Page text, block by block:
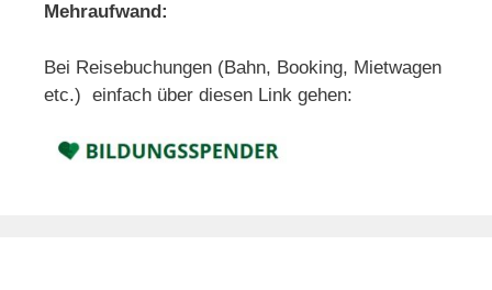
Mehraufwand:
Bei Reisebuchungen (Bahn, Booking, Mietwagen
etc.) einfach über diesen Link gehen: